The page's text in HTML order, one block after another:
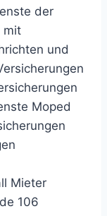
der
mit
und
Moped
Mieter
106